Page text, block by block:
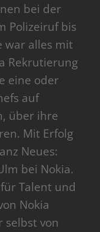
bei der
Polizeiruf bis
war alles mit
Rekrutierung
eine oder
auf
über ihre
Mit Erfolg
Neues:
bei Nokia.
Talent und
Nokia
selbst von